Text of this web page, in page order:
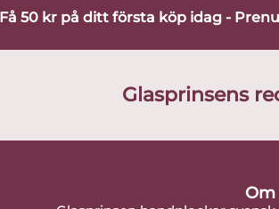
Få 50 kr på ditt första köp idag -
Glasprinsens
Om